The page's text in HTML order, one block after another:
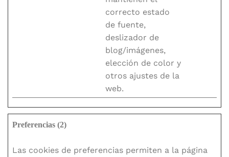
correcto estado
de fuente,
deslizador de
blog/imágenes,
elección de color y
otros ajustes de la
web.
Preferencias (2)
Las cookies de preferencias permiten a la página